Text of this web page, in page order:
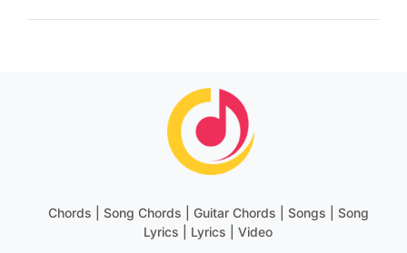
Chords | Song Chords | Guitar Chords | Songs | Song
Lyrics | Lyrics | Video